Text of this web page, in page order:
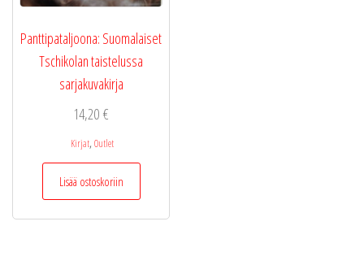
Panttipataljoona: Suomalaiset
Tschikolan taistelussa
sarjakuvakirja
14,20€
Kirjat, Outlet
Lisää ostoskoriin